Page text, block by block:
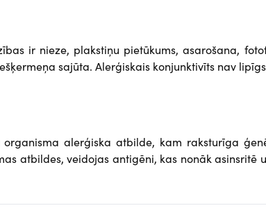
ir nieze, plakstiņu pietūkums, asarošana,
sajūta. Alerģiskais konjunktivīts nav
alerģiska atbilde, kam raksturīga
atbildes, veidojas antigēni, kas nonāk asinsritē